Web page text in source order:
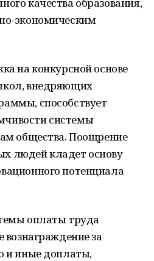
экономическим
на конкурсной основе
внедряющих
способствует
системы
общества. Поощрение
людей кладет основу
потенциала
оплаты труда
вознаграждение за
и иные доплаты,